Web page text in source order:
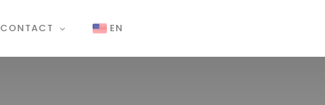
CONTACT EN